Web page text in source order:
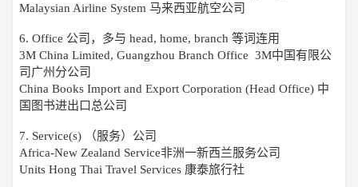
Malaysian Airline System 马来西亚航空公司
6. Office 公司，多与 head, home, branch 等词连用
3M China Limited, Guangzhou Branch Office 3M中国有限公
司广州分公司
China Books Import and Export Corporation (Head Office) 中
国图书进出口总公司
7. Service(s) （服务）公司
Africa-New Zealand Service非洲一新西兰服务公司
Units Hong Thai Travel Services 康泰旅行社